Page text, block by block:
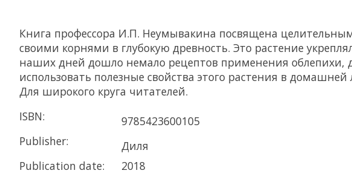
Книга профессора И.П. Неумывакина посвящена
своими корнями в глубокую древность. Это растение
наших дней дошло немало рецептов применения облепихи,
использовать полезные свойства этого растения в
Для широкого круга читателей.
ISBN:
9785423600105
Publisher:
Диля
Publication date:
2018